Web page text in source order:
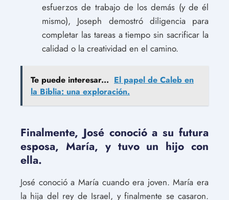
esfuerzos de trabajo de los demás (y de él
mismo), Joseph demostró diligencia para
completar las tareas a tiempo sin sacrificar la
calidad o la creatividad en el camino.
Te puede interesar... El papel de Caleb en
la Biblia: una exploración.
Finalmente, José conoció a su futura
esposa, María, y tuvo un hijo con
ella.
José conoció a María cuando era joven. María era
la hija del rey de Israel, y finalmente se casaron.